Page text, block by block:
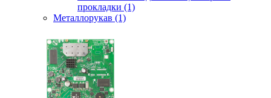
прокладки (1)
Металлорукав (1)